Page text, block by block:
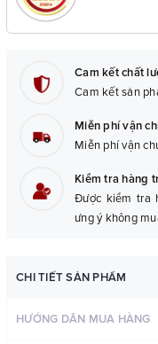
Cam kết chất
Cam kết sản
Miễn phí vận
Miễn phí vận
Kiểm tra hàng
Được kiểm tra
ưng ý không
CHI TIẾT SẢN PHẨM
HƯỚNG DẪN MUA HÀNG